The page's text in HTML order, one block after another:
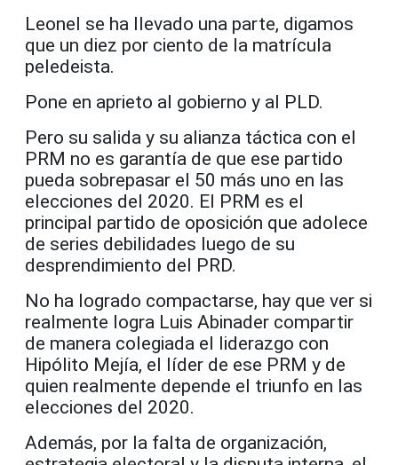
Leonel se ha llevado una parte, digamos
que un diez por ciento de la matrícula
peledeista.
Pone en aprieto al gobierno y al PLD.
Pero su salida y su alianza táctica con el
PRM no es garantía de que ese partido
pueda sobrepasar el 50 más uno en las
elecciones del 2020. El PRM es el
principal partido de oposición que adolece
de series debilidades luego de su
desprendimiento del PRD.
No ha logrado compactarse, hay que ver si
realmente logra Luis Abinader compartir
de manera colegiada el liderazgo con
Hipólito Mejía, el líder de ese PRM y de
quien realmente depende el triunfo en las
elecciones del 2020.
Además, por la falta de organización,